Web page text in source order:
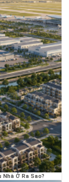
Nhà Ở Ra Sao?